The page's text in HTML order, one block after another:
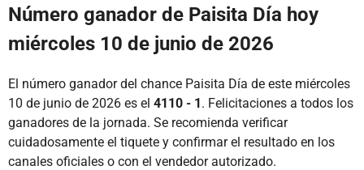
Número ganador de Paisita Día hoy
miércoles 10 de junio de 2026
El número ganador del chance Paisita Día de este miércoles
10 de junio de 2026 es el 4110 - 1. Felicitaciones a todos los
ganadores de la jornada. Se recomienda verificar
cuidadosamente el tiquete y confirmar el resultado en los
canales oficiales o con el vendedor autorizado.